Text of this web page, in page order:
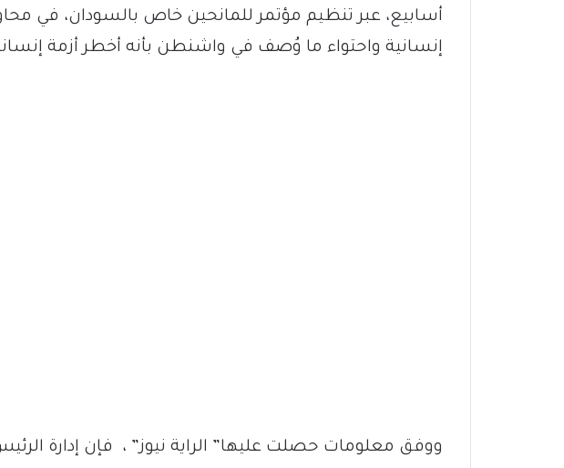
أسابيع، عبر تنظيم مؤتمر للمانحين خاص بالسودان، في
إنسانية واحتواء ما وُصف في واشنطن بأنه أخطر أزمة
ووفق معلومات حصلت عليها” الراية نيوز” ، فإن إدارة